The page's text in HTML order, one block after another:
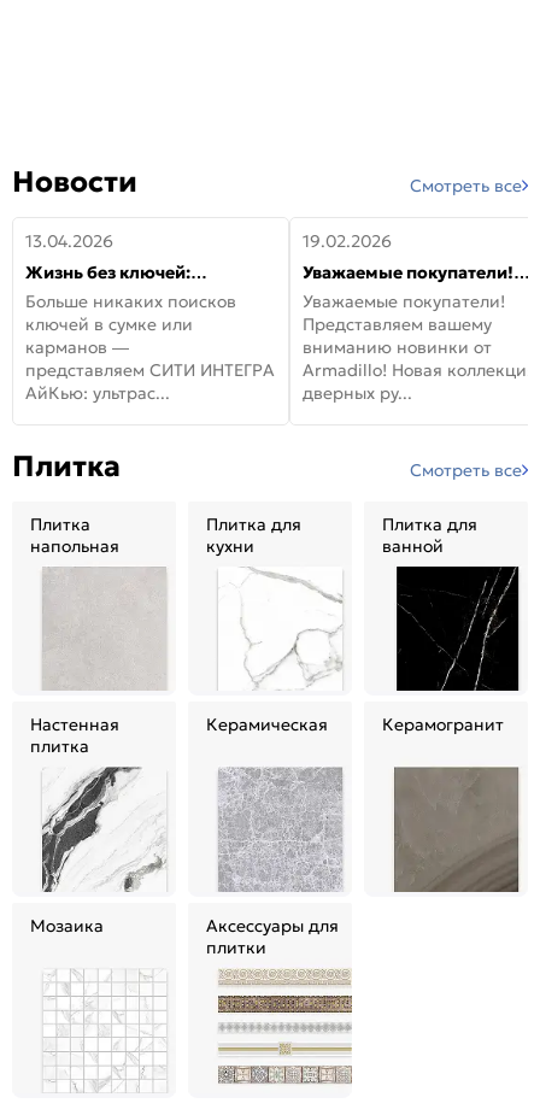
Новости Смотреть все
13.04.2026
Жизнь без ключей:
встречайте новую дверь
СИТИ ИНТЕГРА АйКью!
Больше никаких поисков
ключей в сумке или
карманов —
представляем СИТИ ИНТЕГРА
АйКью: ультрас...
19.02.2026
Уважаемые покупатели!
Представляем вашему
вниманию новинки от
Armadillo!
Уважаемые покупатели!
Представляем вашему
вниманию новинки от
Armadillo! Новая коллекция
дверных ру...
Плитка Смотреть все
Плитка
напольная
Плитка для
кухни
Плитка для
ванной
Настенная
плитка
Керамическая Керамогранит
Мозаика
Аксессуары для
плитки